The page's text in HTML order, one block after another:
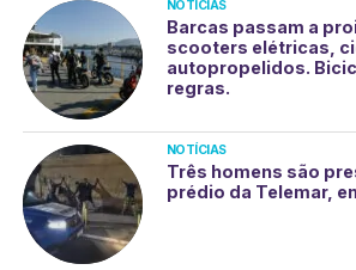
NOTÍCIAS
Barcas passam a
scooters elétricas,
autopropelidos.
regras.
NOTÍCIAS
Três homens são
prédio da Telemar,